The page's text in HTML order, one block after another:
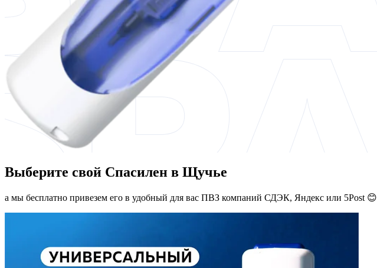
Выберите свой Спасилен в Щучье
а мы бесплатно привезем его в удобный для вас ПВЗ компаний СДЭК, Яндекс или 5Post 😊